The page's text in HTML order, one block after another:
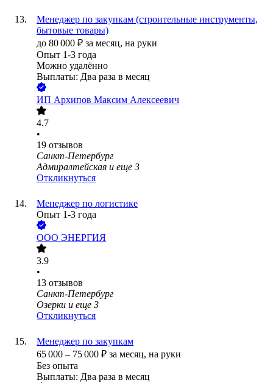
Менеджер по закупкам (строительные инструменты,
бытовые товары)
до 80 000 ₽ за месяц, на руки
Опыт 1-3 года
Можно удалённо
Выплаты: Два раза в месяц
ИП Архипов Максим Алексеевич
4.7
•
19 отзывов
Санкт-Петербург
Адмиралтейская и еще 3
Откликнуться
Менеджер по логистике
Опыт 1-3 года
ООО ЭНЕРГИЯ
3.9
•
13 отзывов
Санкт-Петербург
Озерки и еще 3
Откликнуться
Менеджер по закупкам
65 000 – 75 000 ₽ за месяц, на руки
Без опыта
Выплаты: Два раза в месяц